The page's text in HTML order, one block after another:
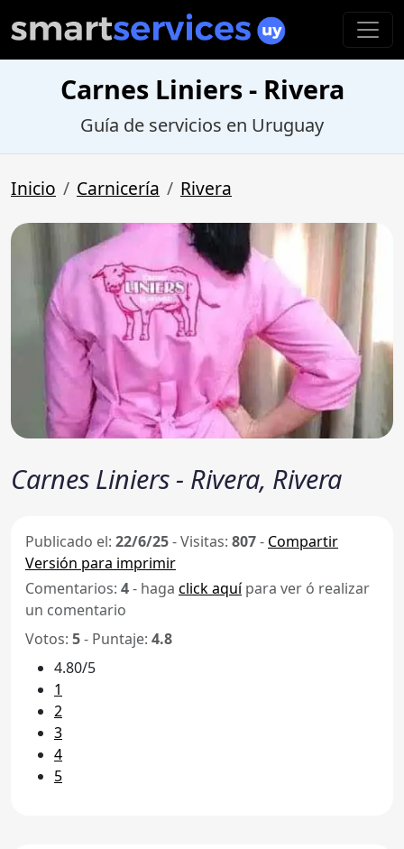
Carnes Liniers - Rivera
Guía de servicios en Uruguay
Inicio Carnicería Rivera
Carnes Liniers - Rivera, Rivera
Publicado el: 22/6/25-Visitas: 807- Compartir
Versión para imprimir
Comentarios: 4- haga click aquípara ver ó realizar
un comentario
Votos: 5- Puntaje: 4.8
4.80/5
1
2
3
4
5